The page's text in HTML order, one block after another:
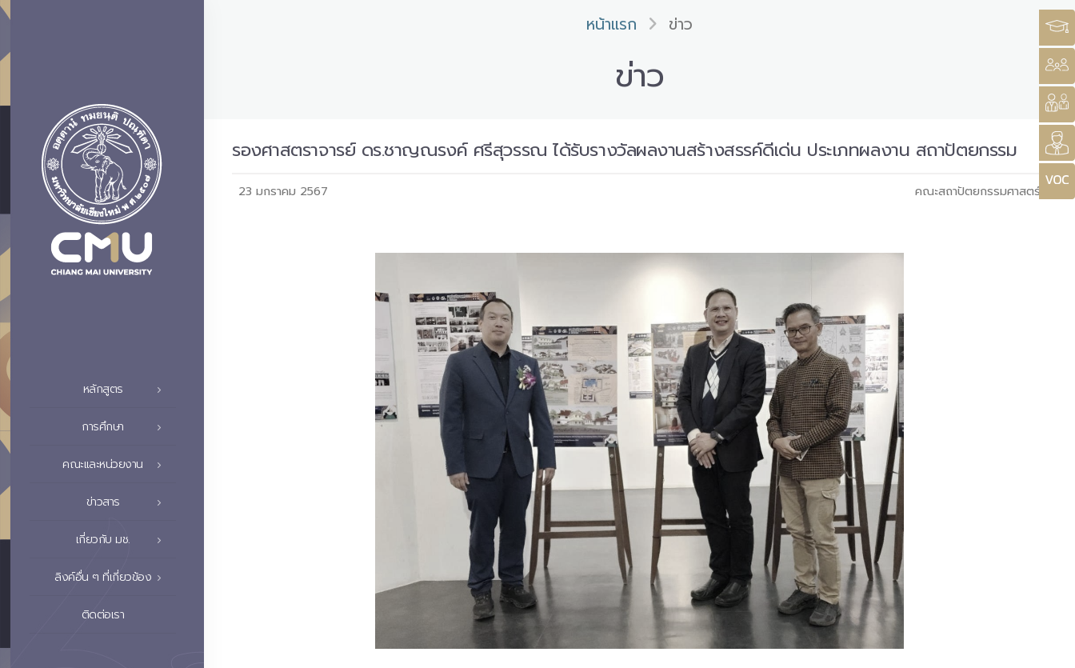
หลักสูตร
การศึกษา
คณะและหน่วยงาน
ข่าวสาร
เกี่ยวกับ มช.
ลิงค์อื่น ๆ ที่เกี่ยวข้อง
ติดต่อเรา
หน้าแรก ข่าว
ข่าว
รองศาสตราจารย์ ดร.ชาญณรงค์ ศรีสุวรรณ ได้รับรางวัลผลงานสร้างสรรค์ดีเด่น ประเภทผลงาน สถาปัตยกรรม
23 มกราคม 2567 คณะสถาปัตยกรรมศาสตร์